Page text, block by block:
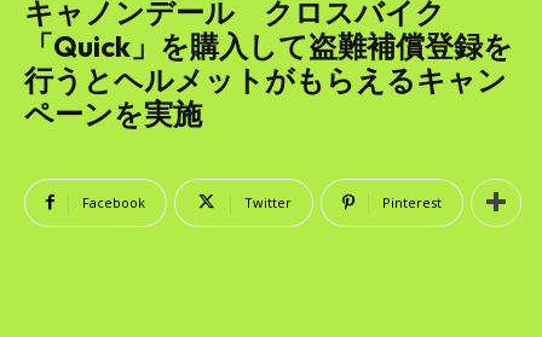
キャノンデール クロスバイク
「Quick」を購入して盗難補償登録を
行うとヘルメットがもらえるキャン
ペーンを実施
Facebook Twitter Pinterest